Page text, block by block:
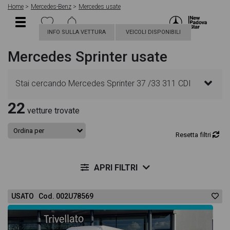
Home Mercedes-Benz Mercedes usate
INFO SULLA VETTURA VEICOLI DISPONIBILI
Mercedes Sprinter usate
Stai cercando Mercedes Sprinter 37 /33 311 CDI
TN Furgone Executive? In questa pagina troverai le
migliori offerte per acquistare un veicolo Mercedes
quella più adatta alle tue necessità, sono presenti
22 vetture trovate
Resetta filtri
APRI FILTRI
USATO Cod. 002U78569